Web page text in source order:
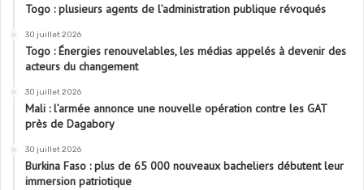
Togo : plusieurs agents de l’administration publique révoqués
30 juillet 2026
Togo : Énergies renouvelables, les médias appelés à devenir des
acteurs du changement
30 juillet 2026
Mali : l’armée annonce une nouvelle opération contre les GAT
près de Dagabory
30 juillet 2026
Burkina Faso : plus de 65 000 nouveaux bacheliers débutent leur
immersion patriotique